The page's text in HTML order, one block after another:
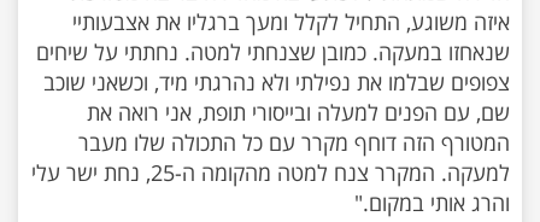
איזה משוגע, התחיל לקלל ומעך ברגליו את אצבעותיי
שנאחזו במעקה. כמובן שצנחתי למטה. נחתתי על שיחים
צפופים שבלמו את נפילתי ולא נהרגתי מיד, וכשאני שוכב
שם, עם הפנים למעלה ובייסורי תופת, אני רואה את
המטורף הזה דוחף מקרר עם כל התכולה שלו מעבר
למעקה. המקרר צנח למטה מהקומה ה-25, נחת ישר עלי